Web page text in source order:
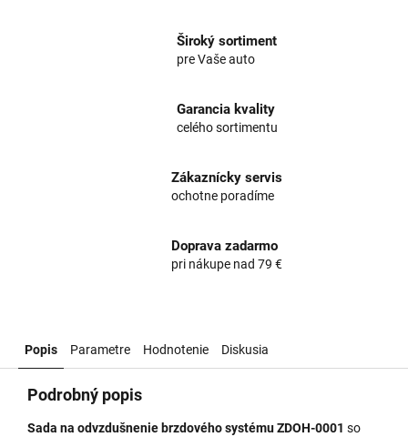
Široký sortiment
pre Vaše auto
Garancia kvality
celého sortimentu
Zákaznícky servis
ochotne poradíme
Doprava zadarmo
pri nákupe nad 79 €
Popis Parametre Hodnotenie Diskusia
Podrobný popis
Sada na odvzdušnenie brzdového systému ZDOH-0001 so